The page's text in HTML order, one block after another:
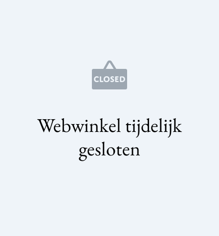
Webwinkel tijdelijk
gesloten